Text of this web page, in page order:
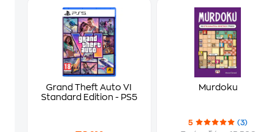
Grand Theft Auto VI
Standard Edition - PS5
Murdoku
5
(3)